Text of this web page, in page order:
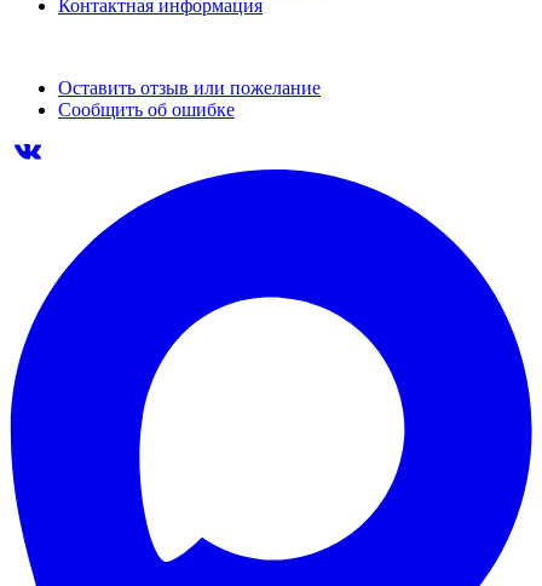
Контактная информация
Оставить отзыв или пожелание
Сообщить об ошибке